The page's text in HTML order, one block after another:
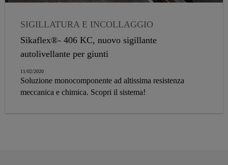
SIGILLATURA E INCOLLAGGIO
Sikaflex®- 406 KC, nuovo sigillante
autolivellante per giunti
11/02/2020
Soluzione monocomponente ad altissima resistenza
meccanica e chimica. Scopri il sistema!